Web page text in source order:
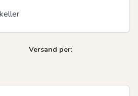
Versand per: